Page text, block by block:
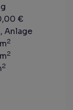
€
Anlage
2
2
2